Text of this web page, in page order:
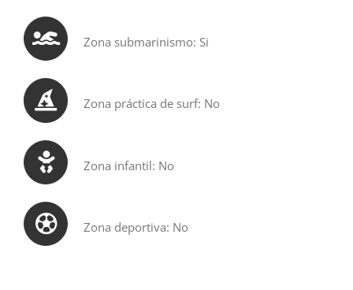
Zona submarinismo: Si
Zona práctica de surf: No
Zona infantil: No
Zona deportiva: No